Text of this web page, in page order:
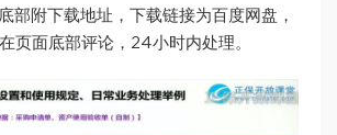
部附下载地址，下载链接为百度网盘，
页面底部评论，24小时内处理。